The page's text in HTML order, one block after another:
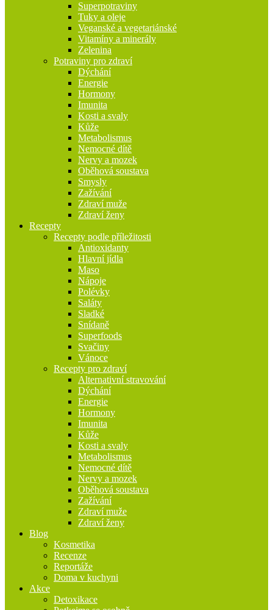
Superpotraviny
Tuky a oleje
Veganské a vegetariánské
Vitamíny a minerály
Zelenina
Potraviny pro zdraví
Dýchání
Energie
Hormony
Imunita
Kosti a svaly
Kůže
Metabolismus
Nemocné dítě
Nervy a mozek
Oběhová soustava
Smysly
Zažívání
Zdraví muže
Zdraví ženy
Recepty
Recepty podle příležitosti
Antioxidanty
Hlavní jídla
Maso
Nápoje
Polévky
Saláty
Sladké
Snídaně
Superfoods
Svačiny
Vánoce
Recepty pro zdraví
Alternativní stravování
Dýchání
Energie
Hormony
Imunita
Kůže
Kosti a svaly
Metabolismus
Nemocné dítě
Nervy a mozek
Oběhová soustava
Zažívání
Zdraví muže
Zdraví ženy
Blog
Kosmetika
Recenze
Reportáže
Doma v kuchyni
Akce
Detoxikace